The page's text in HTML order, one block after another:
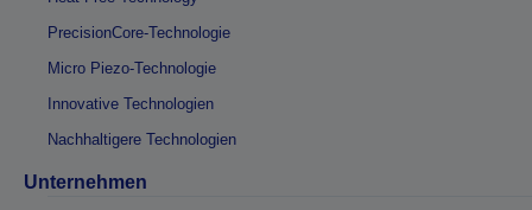
PrecisionCore-Technologie
Micro Piezo-Technologie
Innovative Technologien
Nachhaltigere Technologien
Unternehmen